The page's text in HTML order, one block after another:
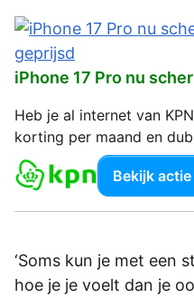
iPhone 17 Pro nu
Heb je al internet van
korting per maand en
Bekijk actie
‘Soms kun je met een
hoe je je voelt dan je